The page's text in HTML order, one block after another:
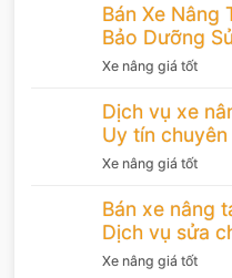
Bán Xe Nâng
Bảo Dưỡng
Xe nâng giá tốt
Dịch vụ xe
Uy tín
Xe nâng giá tốt
Bán xe nâng
Dịch vụ sửa
Xe nâng giá tốt